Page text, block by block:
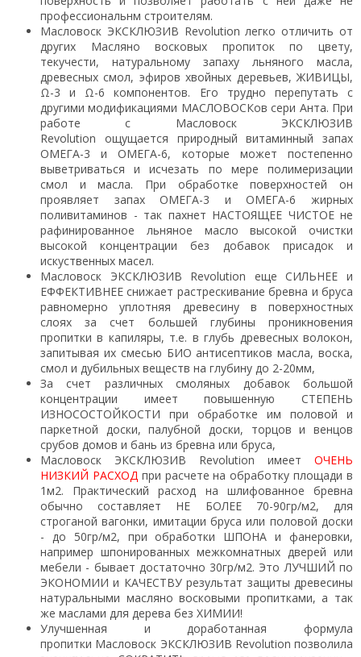
профессиональнм строителям.
Масловоск ЭКСКЛЮЗИВ Revolution легко отличить от
других Масляно восковых пропиток по цвету,
текучести, натуральному запаху льняного масла,
древесных смол, эфиров хвойных деревьев, ЖИВИЦЫ,
Ω-3 и Ω-6 компонентов. Его трудно перепутать с
другими модификациями МАСЛОВОСКов сери Анта. При
работе с Масловоск ЭКСКЛЮЗИВ
Revolution ощущается природный витаминный запах
ОМЕГА-3 и ОМЕГА-6, которые может постепенно
выветриваться и исчезать по мере полимеризации
смол и масла. При обработке поверхностей он
проявляет запах ОМЕГА-3 и ОМЕГА-6 жирных
поливитаминов - так пахнет НАСТОЯЩЕЕ ЧИСТОЕ не
рафинированное льняное масло высокой очистки
высокой концентрации без добавок присадок и
искуственных масел.
Масловоск ЭКСКЛЮЗИВ Revolution еще СИЛЬНЕЕ и
ЕФФЕКТИВНЕЕ снижает растрескивание бревна и бруса
равномерно уплотняя древесину в поверхностных
слоях за счет большей глубины проникновения
пропитки в капиляры, т.е. в глубь древесных волокон,
запитывая их смесью БИО антисептиков масла, воска,
смол и дубильных веществ на глубину до 2-20мм,
За счет различных смоляных добавок большой
концентрации имеет повышенную СТЕПЕНЬ
ИЗНОСОСТОЙКОСТИ при обработке им половой и
паркетной доски, палубной доски, торцов и венцов
срубов домов и бань из бревна или бруса,
Масловоск ЭКСКЛЮЗИВ Revolution имеет ОЧЕНЬ
НИЗКИЙ РАСХОД при расчете на обработку площади в
1м2. Практический расход на шлифованное бревна
обычно составляет НЕ БОЛЕЕ 70-90гр/м2, для
строганой вагонки, имитации бруса или половой доски
- до 50гр/м2, при обработки ШПОНА и фанеровки,
например шпонированных межкомнатных дверей или
мебели - бывает достаточно 30гр/м2. Это ЛУЧШИЙ по
ЭКОНОМИИ и КАЧЕСТВУ результат защиты древесины
натуральными масляно восковыми пропитками, а так
же маслами для дерева без ХИМИИ!
Улучшенная и доработанная формула
пропитки Масловоск ЭКСКЛЮЗИВ Revolution позволила